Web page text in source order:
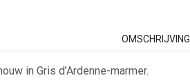
OMSCHRIJVING
in Gris d’Ardenne-marmer.